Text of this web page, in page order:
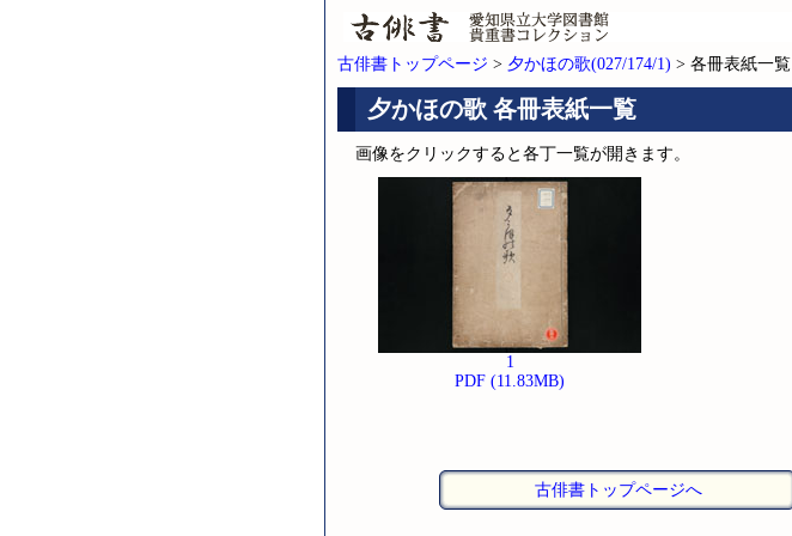
古俳書トップページ > 夕かほの歌(027/174/1) > 各冊表紙一覧
夕かほの歌 各冊表紙一覧
画像をクリックすると各丁一覧が開きます。
1
PDF (11.83MB)
古俳書トップページへ